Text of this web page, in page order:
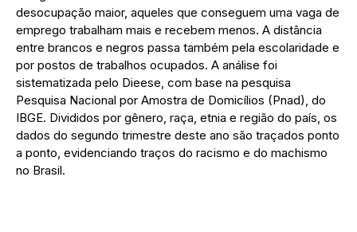
desocupação maior, aqueles que conseguem uma vaga de
emprego trabalham mais e recebem menos. A distância
entre brancos e negros passa também pela escolaridade e
por postos de trabalhos ocupados. A análise foi
sistematizada pelo Dieese, com base na pesquisa
Pesquisa Nacional por Amostra de Domicílios (Pnad), do
IBGE. Divididos por gênero, raça, etnia e região do país, os
dados do segundo trimestre deste ano são traçados ponto
a ponto, evidenciando traços do racismo e do machismo
no Brasil.